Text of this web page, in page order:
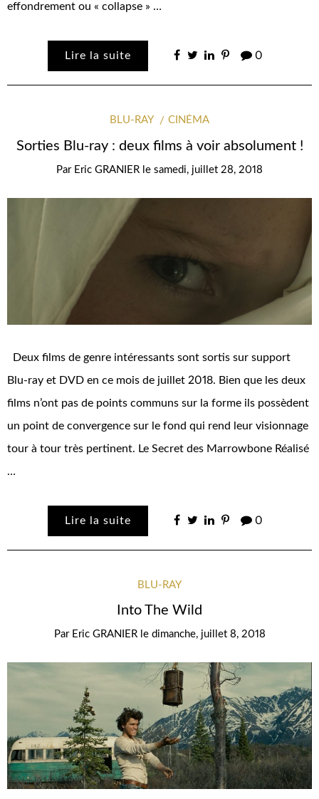
effondrement ou « collapse » …
Lire la suite 0
BLU-RAY CINÉMA
Sorties Blu-ray : deux films à voir absolument !
Par Eric GRANIER le samedi, juillet 28, 2018
Deux films de genre intéressants sont sortis sur support
Blu-ray et DVD en ce mois de juillet 2018. Bien que les deux
films n’ont pas de points communs sur la forme ils possèdent
un point de convergence sur le fond qui rend leur visionnage
tour à tour très pertinent. Le Secret des Marrowbone Réalisé
…
Lire la suite 0
BLU-RAY
Into The Wild
Par Eric GRANIER le dimanche, juillet 8, 2018